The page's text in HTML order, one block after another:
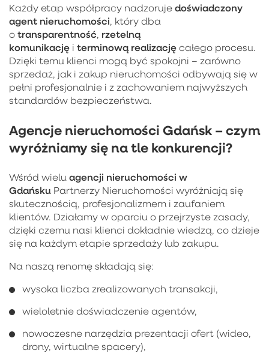
Każdy etap współpracy nadzoruje doświadczony
agent nieruchomości, który dba
o transparentność, rzetelną
komunikację i terminową realizację całego procesu.
Dzięki temu klienci mogą być spokojni – zarówno
sprzedaż, jak i zakup nieruchomości odbywają się w
pełni profesjonalnie i z zachowaniem najwyższych
standardów bezpieczeństwa.
Agencje nieruchomości Gdańsk – czym
wyróżniamy się na tle konkurencji?
Wśród wielu agencji nieruchomości w
Gdańsku Partnerzy Nieruchomości wyróżniają się
skutecznością, profesjonalizmem i zaufaniem
klientów. Działamy w oparciu o przejrzyste zasady,
dzięki czemu nasi klienci dokładnie wiedzą, co dzieje
się na każdym etapie sprzedaży lub zakupu.
Na naszą renomę składają się:
wysoka liczba zrealizowanych transakcji,
wieloletnie doświadczenie agentów,
nowoczesne narzędzia prezentacji ofert (wideo,
drony, wirtualne spacery),